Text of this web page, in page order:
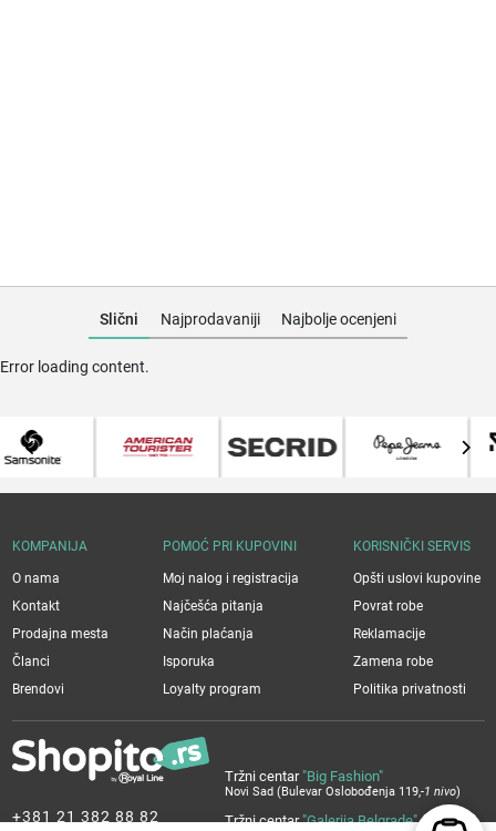
Slični Najprodavaniji Najbolje ocenjeni
Error loading content.
+381 21 382 88 82
Tržni centar "Big Fashion"
Novi Sad (Bulevar Oslobođenja 119,-1 nivo)
Tržni centar"Galerija Belgrade"
KOMPANIJA
O nama
Kontakt
Prodajna mesta
Članci
Brendovi
POMOĆ PRI KUPOVINI
Moj nalog i registracija
Najčešća pitanja
Način plaćanja
Isporuka
Loyalty program
KORISNIČKI SERVIS
Opšti uslovi kupovine
Povrat robe
Reklamacije
Zamena robe
Politika privatnosti